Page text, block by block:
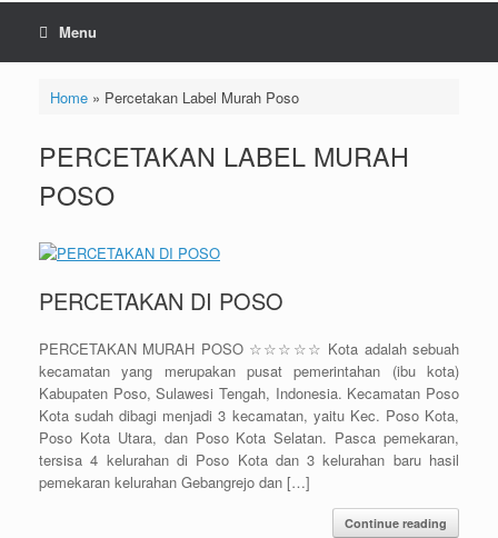
Menu
Home» Percetakan Label Murah Poso
PERCETAKAN LABEL MURAH
POSO
PERCETAKAN DI POSO
PERCETAKAN MURAH POSO ☆☆☆☆☆ Kota adalah sebuah
kecamatan yang merupakan pusat pemerintahan (ibu kota)
Kabupaten Poso, Sulawesi Tengah, Indonesia. Kecamatan Poso
Kota sudah dibagi menjadi 3 kecamatan, yaitu Kec. Poso Kota,
Poso Kota Utara, dan Poso Kota Selatan. Pasca pemekaran,
tersisa 4 kelurahan di Poso Kota dan 3 kelurahan baru hasil
pemekaran kelurahan Gebangrejo dan […]
Continue reading